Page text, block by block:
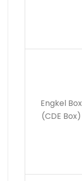
Engkel Box
(CDE Box)